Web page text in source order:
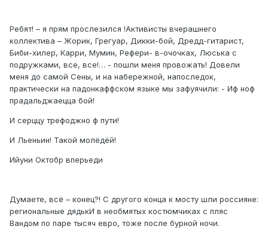
Ребят! – я прям прослезился !Активисты вчерашнего
коллектива – Жорик, Грегуар, Дикки-бой, Дредд-гитарист,
Биби-хилер, Карри, Мумин, Рефери- в-очочках, Люська с
подружками, все, все!… - пошли меня провожать! Довели
меня до самой Сены, и на набережной, напоследок,
практически на падонкаффском языке мы зафуячили: - Иф ноф
прадальджаецца бой!
И серццу трефоджно ф пути!
И Льеньин! Такой молёдёй!
Ийуни Октобр вперьеди
Думаете, всё – конец?! С другого конца к мосту шли россияне:
региональные дядькИ в необмятых костюмчиках с пляс
Вандом по паре тысяч евро, тоже после бурной ночи.